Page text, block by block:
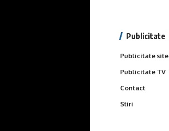
Publicitate
Publicitate site
Publicitate TV
Contact
Stiri